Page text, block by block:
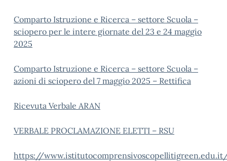
Comparto Istruzione e Ricerca – settore Scuola –
sciopero per le intere giornate del 23 e 24 maggio
2025
Comparto Istruzione e Ricerca – settore Scuola –
azioni di sciopero del 7 maggio 2025 – Rettifica
Ricevuta Verbale ARAN
VERBALE PROCLAMAZIONE ELETTI – RSU
https://